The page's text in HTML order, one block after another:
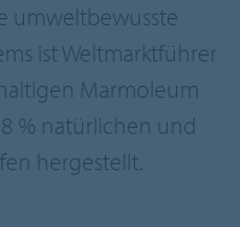
umweltbewusste
ist Weltmarktführer
Marmoleum
% natürlichen und
hergestellt.